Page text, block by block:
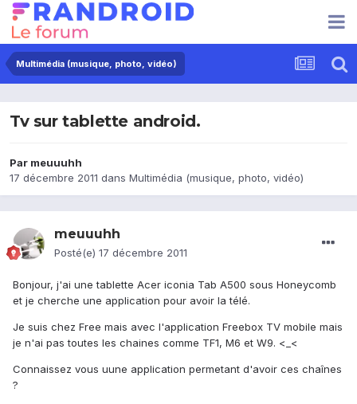
Multimédia (musique, photo, vidéo)
Tv sur tablette android.
Par meuuuhh
17 décembre 2011 dans Multimédia (musique, photo, vidéo)
meuuuhh
Posté(e) 17 décembre 2011
Bonjour, j'ai une tablette Acer iconia Tab A500 sous Honeycomb
et je cherche une application pour avoir la télé.
Je suis chez Free mais avec l'application Freebox TV mobile mais
je n'ai pas toutes les chaines comme TF1, M6 et W9. <_<
Connaissez vous uune application permetant d'avoir ces chaînes
?